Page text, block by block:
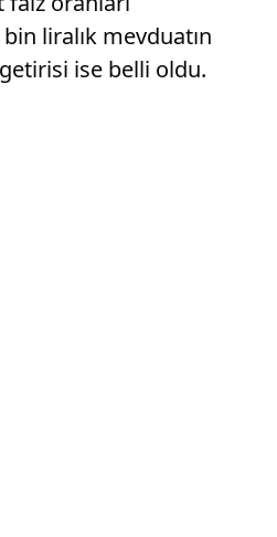
liralık mevduatın
ise belli oldu.